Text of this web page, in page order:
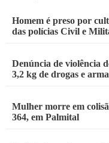
Homem é preso por
das polícias Civil e
Denúncia de violência
3,2 kg de drogas e
Mulher morre em
364, em Palmital